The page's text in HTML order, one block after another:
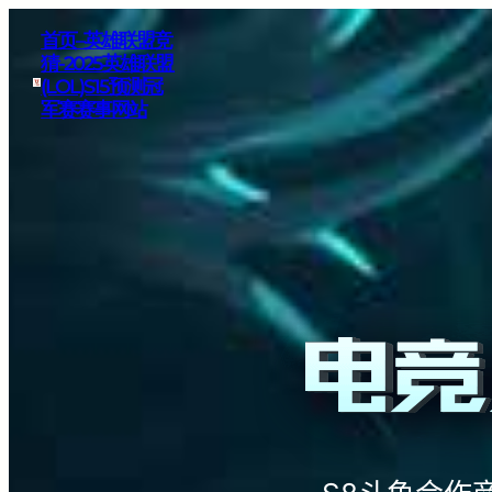
首页–英雄联盟竞
猜-2025英雄联盟
(LOL)S15预测冠
军赛赛事网站